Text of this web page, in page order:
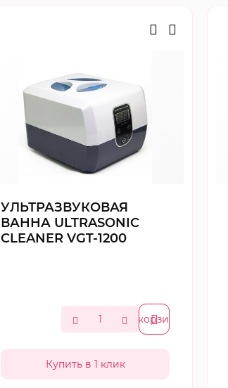
УЛЬТРАЗВУКОВАЯ
ВАННА ULTRASONIC
CLEANER VGT-1200
В корзину